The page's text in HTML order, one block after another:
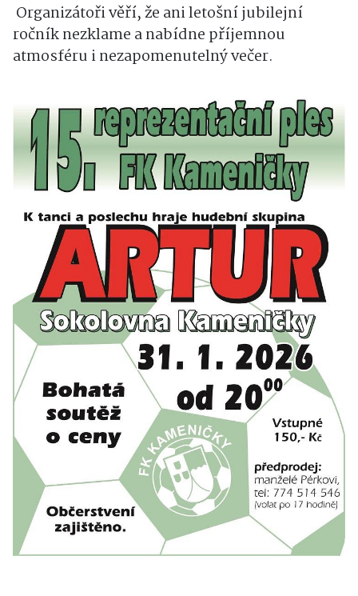
Organizátoři věří, že ani letošní jubilejní
ročník nezklame a nabídne příjemnou
atmosféru i nezapomenutelný večer.